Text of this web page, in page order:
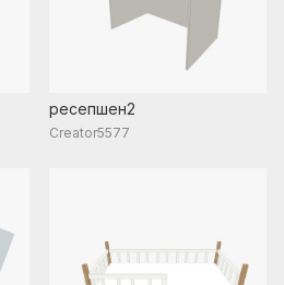
ресепшен2
Creator5577